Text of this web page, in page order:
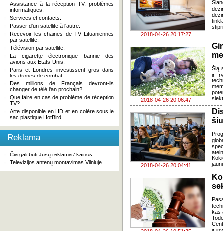
Assistance à la réception TV, problèmes
informatiques.
Services et contacts.
Passer d'un satellite à l'autre.
Recevoir les chaines de TV Lituaniennes
par satellite.
Télévision par satellite.
La cigarette électronique bannie des
avions aux États-Unis.
Paris et Londres investissent gros dans
les drones de combat .
Des millions de Français devront-ils
changer de télé l'an prochain?
Que faire en cas de problème de réception
TV?
Arte disponible en HD et en colère sous le
sac plastique HotBird.
Reklama
Čia gali būti Jūsų reklama / kainos
Televizijos antenų montavimas Vilniuje
2018-04-26 20:17:27
2018-04-26 20:06:47
Šią
ir
2018-04-26 20:04:41
kas
ir